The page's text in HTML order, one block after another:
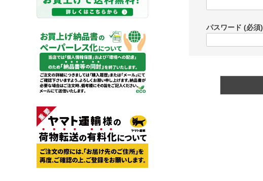
パスワード (必須)